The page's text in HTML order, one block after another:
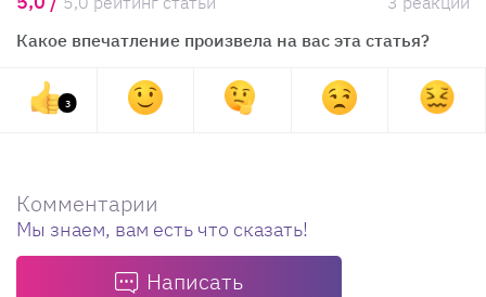
Какое впечатление произвела на вас эта статья?
3
Комментарии
Мы знаем, вам есть что сказать!
Написать